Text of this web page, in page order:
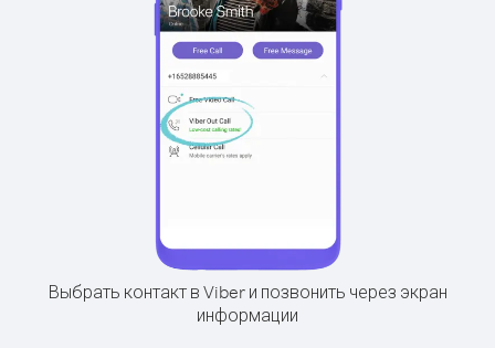
Выбрать контакт в Viber и позвонить через экран
информации